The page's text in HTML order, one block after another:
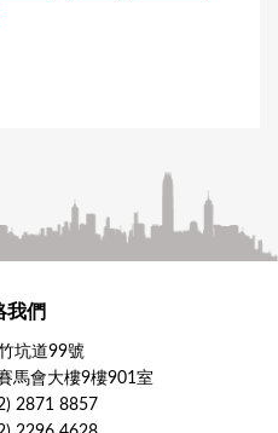
我們
坑道99號
馬會大樓9樓901室
2871 8857